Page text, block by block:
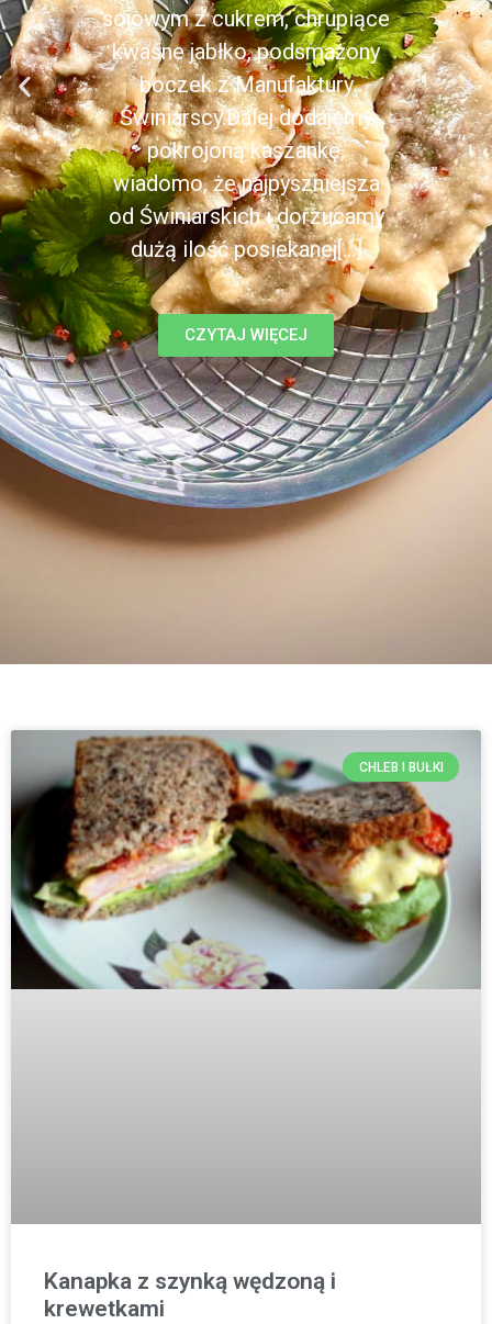
sojowym z cukrem, chrupiące
kwaśne jabłko, podsmażony
boczek z Manufaktury
Świniarscy.Dalej dodajemy
pokrojoną kaszankę,
wiadomo, że najpyszniejsza
od Świniarskich i dorzucamy
dużą ilość posiekanej[...]
CZYTAJ WIĘCEJ
CHLEB I BUŁKI
Kanapka z szynką wędzoną i
krewetkami